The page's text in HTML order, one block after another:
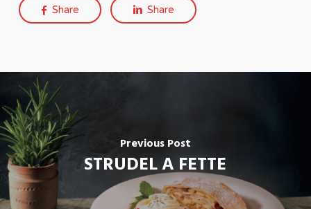
Share Share
Previous Post
STRUDEL A FETTE